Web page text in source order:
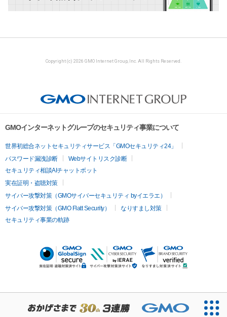
Copyright (c) 2026 GMO Internet Group, Inc. All Rights Reserved.
GMOインターネットグループのセキュリティ事業について
世界初総合ネットセキュリティサービス「GMOセキュリティ24」
パスワード漏洩診断
Webサイトリスク診断
セキュリティ相談AIチャットボット
実在証明・盗聴対策
サイバー攻撃対策（GMOサイバーセキュリティ byイエラエ）
サイバー攻撃対策（GMO Flatt Security）
なりすまし対策
セキュリティ事業の軌跡